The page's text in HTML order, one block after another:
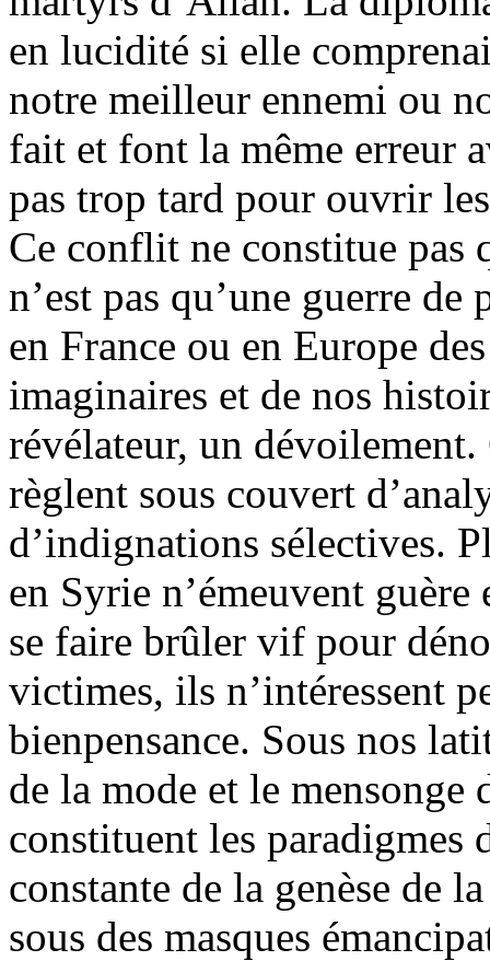
en lucidité si elle
notre meilleur ennemi ou
fait et font la même erreur
pas trop tard pour ouvrir
Ce conflit ne constitue
n’est pas qu’une guerre
en France ou en Europe
imaginaires et de nos
révélateur, un dévoilement.
règlent sous couvert
d’indignations sélectives.
en Syrie n’émeuvent
se faire brûler vif pour
victimes, ils n’intéressent
bienpensance. Sous nos
de la mode et le mensonge
constituent les paradigmes
constante de la genèse de
sous des masques